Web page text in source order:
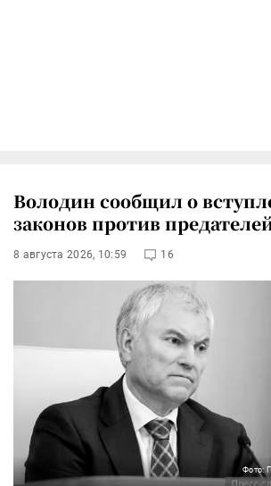
Володин сообщил о
законов против
8 августа 2026, 10:59 16
Фото: